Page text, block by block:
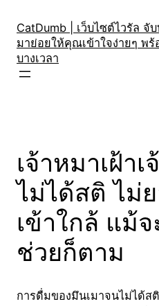
content
CatDumb | เว็บไซต์ไวรัล
มาย่อยให้คุณเข้าใจง่ายๆ พ
บางเวลา
เจ้าหมาเฝ้า
ไม่ได้สติ ไม่
เข้าใกล้ แม้
ช่วยก็ตาม
การดื่มของมึนเมาจนไม่ได้ส